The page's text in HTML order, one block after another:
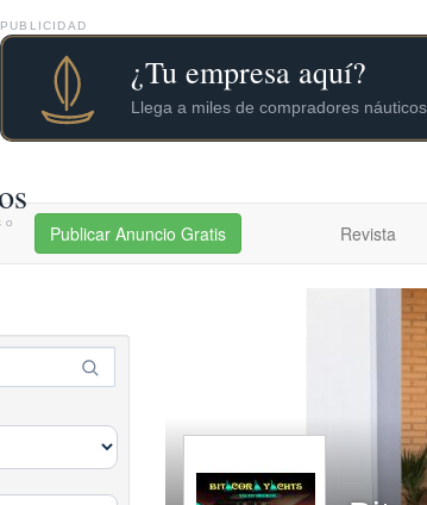
PUBLICIDAD
Publicar Anuncio Gratis Revista